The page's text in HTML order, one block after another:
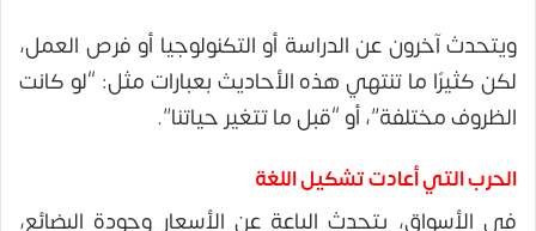
ويتحدث آخرون عن الدراسة أو التكنولوجيا أو فرص العمل،
لكن كثيرًا ما تنتهي هذه الأحاديث بعبارات مثل: “لو كانت
الظروف مختلفة”، أو “قبل ما تتغير حياتنا”.
الحرب التي أعادت تشكيل اللغة
في الأسواق، يتحدث الباعة عن الأسعار وجودة البضائع،